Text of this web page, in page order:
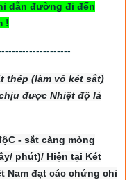
dẫn đường đi đến
!
thép (làm vỏ két sắt)
được Nhiệt độ là
- sắt càng mỏng
phút)/ Hiện tại Két
Nam đạt các chứng chỉ